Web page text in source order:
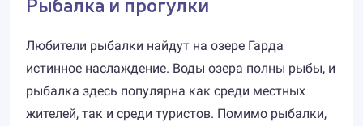
Любители рыбалки найдут на озере Гарда
истинное наслаждение. Воды озера полны рыбы, и
рыбалка здесь популярна как среди местных
жителей, так и среди туристов. Помимо рыбалки,